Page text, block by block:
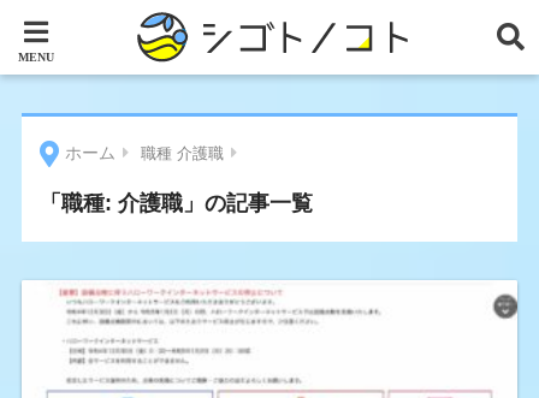
ホーム 職種 介護職
「職種: 介護職」の記事一覧